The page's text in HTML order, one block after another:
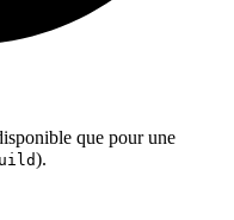
que pour une
).